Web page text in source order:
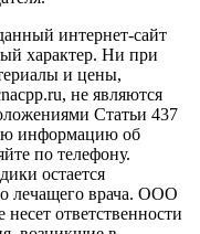
интернет-сайт
характер. Ни при
и цены,
не являются
Статьи 437
информацию об
по телефону.
остается
лечащего врача. ООО
ответственности